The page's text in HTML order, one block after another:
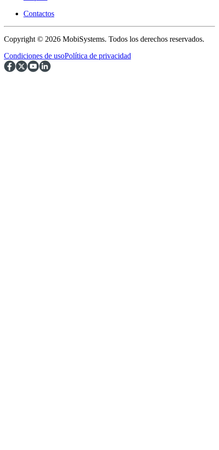
Contactos
Copyright © 2026 MobiSystems. Todos los derechos reservados.
Condiciones de usoPolítica de privacidad